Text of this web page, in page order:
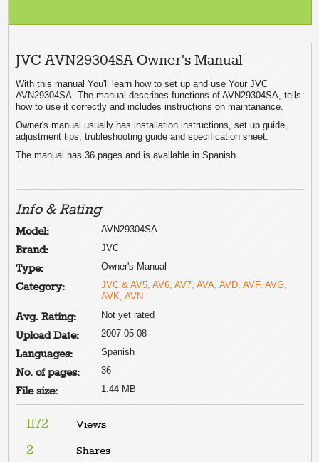
JVC AVN29304SA Owner's Manual
With this manual You'll learn how to set up and use Your JVC
AVN29304SA. The manual describes functions of AVN29304SA, tells
how to use it correctly and includes instructions on maintanance.
Owner's manual usually has installation instructions, set up guide,
adjustment tips, trubleshooting guide and specification sheet.
The manual has 36 pages and is available in Spanish.
Info & Rating
Model: AVN29304SA
Brand: JVC
Type: Owner's Manual
Category:
JVC & AV5, AV6, AV7, AVA, AVD, AVF, AVG,
AVK, AVN
Avg. Rating: Not yet rated
Upload Date: 2007-05-08
Languages: Spanish
No. of pages: 36
File size: 1.44 MB
1172 Views
2 Shares